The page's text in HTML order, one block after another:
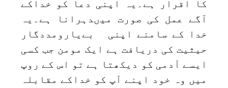
کا اقرار ہے۔یہ اپنی دعا کو خداکے
آگے عمل کی صورت میںدہرانا ہے۔یہ
خدا کے سامنے اپنی بےیارومددگار
حیثیت کی دریافت ہے ایک مومن جب کسی
ایسے آدمی کو دیکھتا ہے تو اس کے روپ
میں وہ خود اپنے آپ کو خداکے مقابلہ